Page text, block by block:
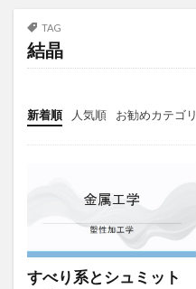
TAG
結晶
新着順 人気順 お勧めカテゴリ
未分類
すべり系とシュミット